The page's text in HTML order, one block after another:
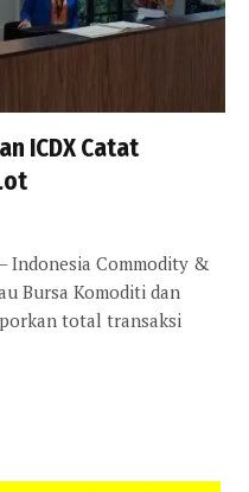
ICDX Catat
Indonesia Commodity &
Bursa Komoditi dan
total transaksi